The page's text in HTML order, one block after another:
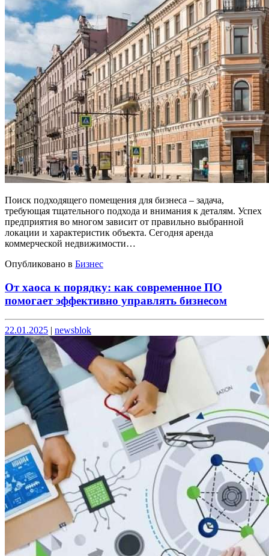
Поиск подходящего помещения для бизнеса – задача,
требующая тщательного подхода и внимания к деталям. Успех
предприятия во многом зависит от правильно выбранной
локации и характеристик объекта. Сегодня аренда
коммерческой недвижимости…
Опубликовано в Бизнес
От хаоса к порядку: как современное ПО
помогает эффективно управлять бизнесом
Опубликовано
22.01.2025 | Опубликовано
newsblok